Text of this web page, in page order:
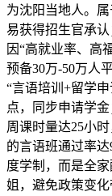
为沈阳当地人。
易获得招生官承
因“高就业率、高
预备30万-50万人
“言语培训+留学
点，同步申请学
周课时量达25小
的言语班通过率
度学制，而是全
姐，避免政策变